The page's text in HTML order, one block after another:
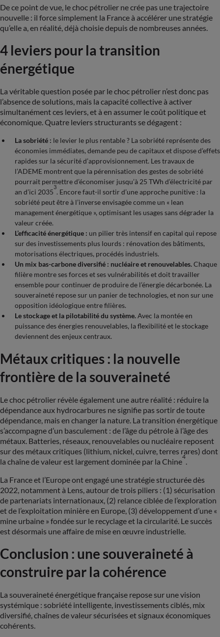
De ce point de vue, le choc pétrolier ne crée pas une trajectoire
nouvelle : il force simplement la France à accélérer une stratégie
qu’elle a, en réalité, déjà choisie depuis de nombreuses années.
4 leviers pour la transition
énergétique
La véritable question posée par le choc pétrolier n’est donc pas
l’absence de solutions, mais la capacité collective à activer
simultanément ces leviers, et à en assumer le coût politique et
économique. Quatre leviers structurants se dégagent :
La sobriété : le levier le plus rentable ? La sobriété représente des
économies immédiates, demande peu de capitaux et dispose d’effets
rapides sur la sécurité d’approvisionnement. Les travaux de
l’ADEME montrent que la pérennisation des gestes de sobriété
pourrait permettre d’économiser jusqu’à 25 TWh d’électricité par
an d’ici 2035
3
. Encore faut-il sortir d’une approche punitive : la
sobriété peut être à l’inverse envisagée comme un « lean
management énergétique », optimisant les usages sans dégrader la
valeur créée.
L’efficacité énergétique : un pilier très intensif en capital qui repose
sur des investissements plus lourds : rénovation des bâtiments,
motorisations électriques, procédés industriels.
Un mix bas-carbone diversifié : nucléaire et renouvelables.Chaque
filière montre ses forces et ses vulnérabilités et doit travailler
ensemble pour continuer de produire de l’énergie décarbonée. La
souveraineté repose sur un panier de technologies, et non sur une
opposition idéologique entre filières.
Le stockage et la pilotabilité du système.Avec la montée en
puissance des énergies renouvelables, la flexibilité et le stockage
deviennent des enjeux centraux.
Métaux critiques : la nouvelle
frontière de la souveraineté
Le choc pétrolier révèle également une autre réalité : réduire la
dépendance aux hydrocarbures ne signifie pas sortir de toute
dépendance, mais en changer la nature. La transition énergétique
s’accompagne d’un basculement : de l’âge du pétrole à l’âge des
métaux. Batteries, réseaux, renouvelables ou nucléaire reposent
sur des métaux critiques (lithium, nickel, cuivre, terres rares) dont
la chaîne de valeur est largement dominée par la Chine
4
.
La France et l’Europe ont engagé une stratégie structurée dès
2022, notamment à Lens, autour de trois piliers : (1) sécurisation
de partenariats internationaux, (2) relance ciblée de l’exploration
et de l’exploitation minière en Europe, (3) développement d’une «
mine urbaine » fondée sur le recyclage et la circularité. Le succès
est désormais une affaire de mise en œuvre industrielle.
Conclusion : une souveraineté à
construire par la cohérence
La souveraineté énergétique française repose sur une vision
systémique : sobriété intelligente, investissements ciblés, mix
diversifié, chaînes de valeur sécurisées et signaux économiques
cohérents.